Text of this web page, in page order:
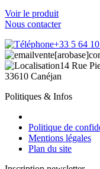
Voir le produit
Nous contacter
+33 5 64
14 Rue
33610 Canéjan
Politiques & Infos
Politique de
Mentions légales
Plan du site